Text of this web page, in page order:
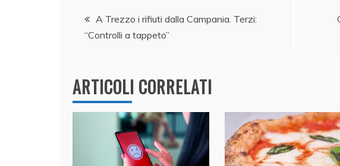
b
o
k
dI
n
A
vi
Navigazione
articoli
A Trezzo i rifiuti dalla Campania. Terzi:
“Controlli a tappeto”
ARTICOLI CORRELATI